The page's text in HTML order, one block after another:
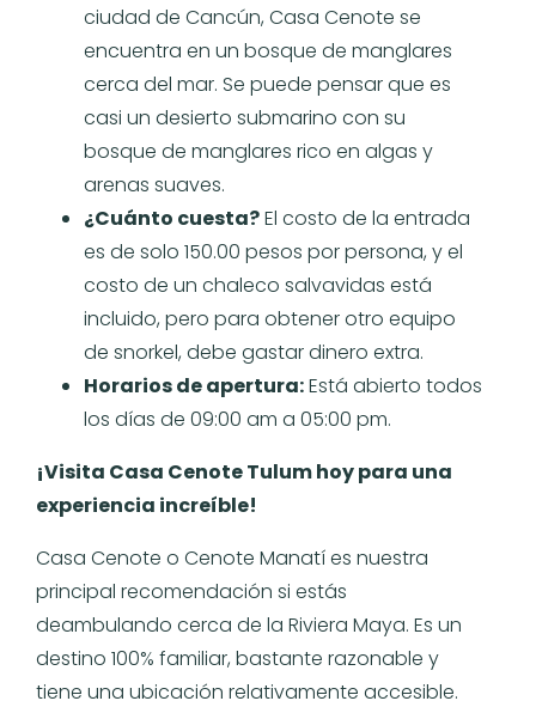
ciudad de Cancún, Casa Cenote se
encuentra en un bosque de manglares
cerca del mar. Se puede pensar que es
casi un desierto submarino con su
bosque de manglares rico en algas y
arenas suaves.
¿Cuánto cuesta?El costo de la entrada
es de solo 150.00 pesos por persona, y el
costo de un chaleco salvavidas está
incluido, pero para obtener otro equipo
de snorkel, debe gastar dinero extra.
Horarios de apertura:Está abierto todos
los días de 09:00 am a 05:00 pm.
¡Visita Casa Cenote Tulum hoy para una
experiencia increíble!
Casa Cenote o Cenote Manatí es nuestra
principal recomendación si estás
deambulando cerca de la Riviera Maya. Es un
destino 100% familiar, bastante razonable y
tiene una ubicación relativamente accesible.